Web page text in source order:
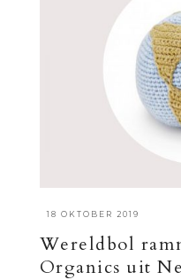
·18 OKTOBER 2019
Wereldbol
Organics uit